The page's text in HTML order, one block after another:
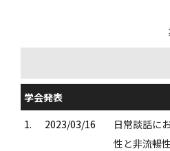
学会発表
1.
2023/03/16
日常談話に
性と非流暢